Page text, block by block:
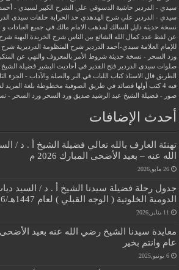
سيدي - الدردير
حاشية الدسوقي علي الشرح الكبير لسيدي - أحمد
سيدي - الدردير علي شرح الهدهدي حد الحرابة حلقات سيدى
نسخة حديثة دليل السالك لمذهب الامام مالك في جميع العبادات و
عن لفظ عدد كمال الله الشائع بين الناس شرح الخريدة البهية شرح
للإمام العلامة سيدي-أحمد الدردير شرح المنظومة الدرديرية شرح
ورد السحر - نسخة حديثة شروط الأمر بالمعروف والنهي عن
صلوات سيدى الدردير فتح القدير في أحاديث البشير فضيلة
الطريق
قال الاستاذ كتاب اللباب في البر والصلة والآداب - الجزء
فيه 4 كتب أولها قصائد في طريق الصوفية
مخطوطة بلغة
صور - فضيلة الشيخ عبد الرشيد صديق
ورد السحر ورد السحر -
أحدث الإضافات
تهنئة العارف بالله تعالي فضيلة الشيخ أ . د /
الله عنه – بعيد الأضحى المبارك 2026 م
26 مايو,2026
جدول رحلة فضيلة سيدنا الشيخ أ . د / السيد
الدومية الخلوتية ( الوجه القبلي ) لعام 1447هـ/2026 م
11 يناير,2026
عام وانتم بخير
6 يونيو,2025